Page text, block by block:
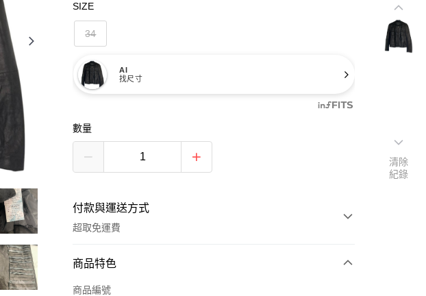
SIZE
34
AI
找尺寸
數量
付款與運送方式
超取免運費
付款方式
信用卡一次付款
商品特色
商品編號
清除
紀錄